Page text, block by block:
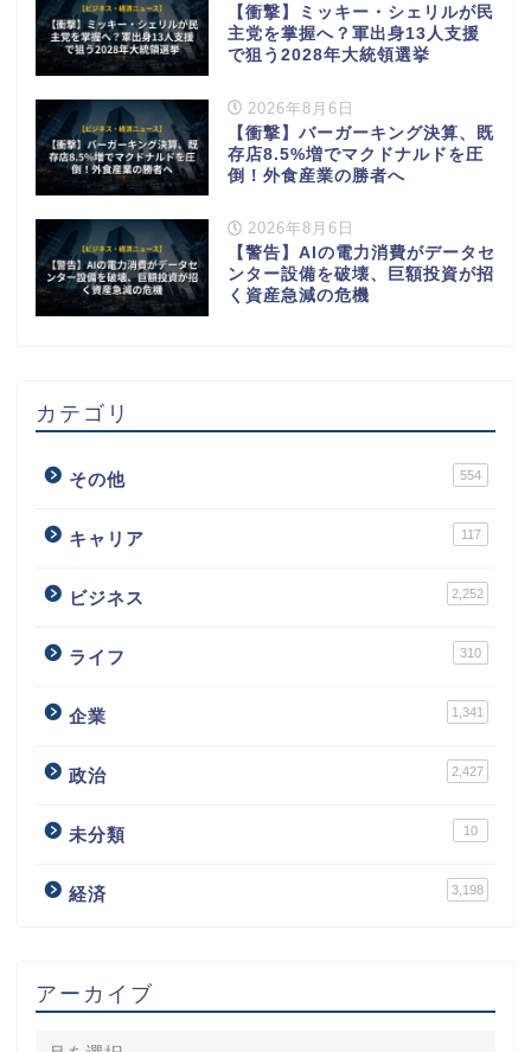
【衝撃】ミッキー・シェリルが民
主党を掌握へ？軍出身13人支援
で狙う2028年大統領選挙
2026年8月6日
【衝撃】バーガーキング決算、既
存店8.5%増でマクドナルドを圧
倒！外食産業の勝者へ
2026年8月6日
【警告】AIの電力消費がデータセ
ンター設備を破壊、巨額投資が招
く資産急減の危機
カテゴリ
その他 554
キャリア 117
ビジネス 2,252
ライフ 310
企業 1,341
政治 2,427
未分類 10
経済 3,198
アーカイブ